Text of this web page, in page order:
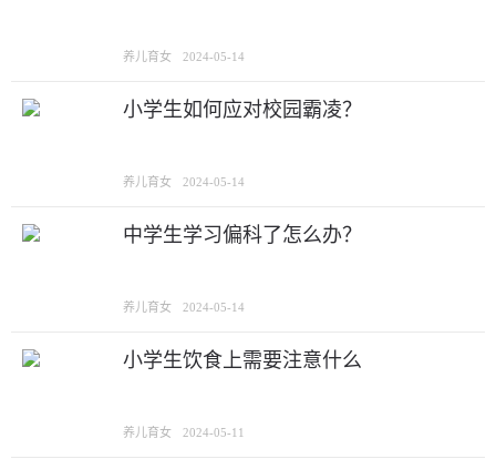
养儿育女 2024-05-14
小学生如何应对校园霸凌？
养儿育女 2024-05-14
中学生学习偏科了怎么办？
养儿育女 2024-05-14
小学生饮食上需要注意什么
养儿育女 2024-05-11